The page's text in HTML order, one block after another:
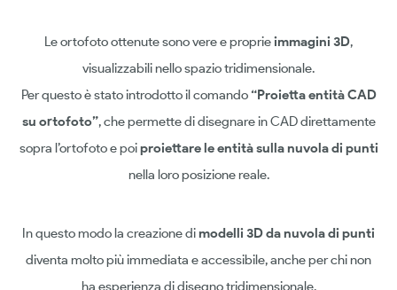
Le ortofoto ottenute sono vere e proprieimmagini 3D,
visualizzabili nello spazio tridimensionale.
Per questo è stato introdotto il comando“Proietta entità CAD
su ortofoto”, che permette di disegnare in CAD direttamente
sopra l’ortofoto e poiproiettare le entità sulla nuvola di punti
nella loro posizione reale.
In questo modo la creazione dimodelli 3D da nuvola di punti
diventa molto più immediata e accessibile, anche per chi non
ha esperienza di disegno tridimensionale.